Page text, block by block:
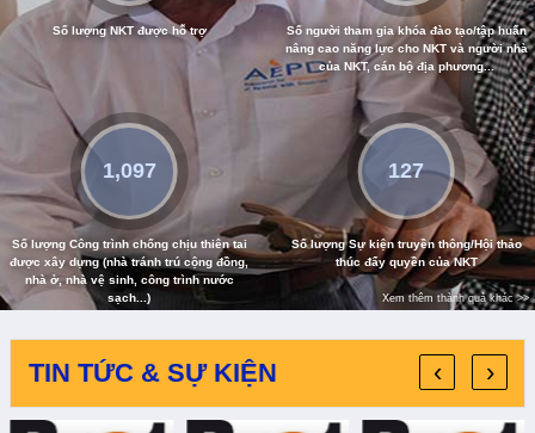
Số lượng NKT được hỗ trợ
Số người tham gia khóa đào tạo/tập huấn
nâng cao năng lực cho NKT và người nhà
của NKT, cán bộ địa phương...
1,097
Số lượng Công trình chống chịu thiên tai
được xây dựng (nhà tránh trú cộng đồng,
nhà ở, nhà vệ sinh, công trình nước
sạch...)
127
Số lượng Sự kiện truyền thông/Hội thảo
thúc đẩy quyền của NKT
Xem thêm thành quả khác >>
TIN TỨC & SỰ KIỆN ‹ ›